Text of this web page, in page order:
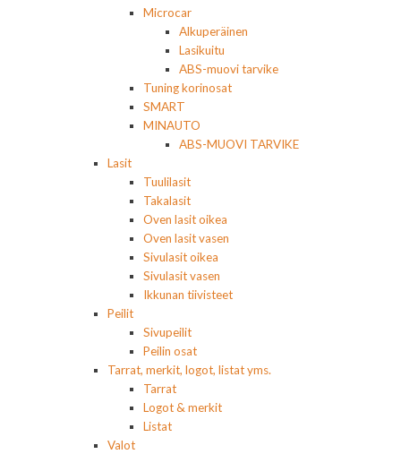
Microcar
Alkuperäinen
Lasikuitu
ABS-muovi tarvike
Tuning korinosat
SMART
MINAUTO
ABS-MUOVI TARVIKE
Lasit
Tuulilasit
Takalasit
Oven lasit oikea
Oven lasit vasen
Sivulasit oikea
Sivulasit vasen
Ikkunan tiivisteet
Peilit
Sivupeilit
Peilin osat
Tarrat, merkit, logot, listat yms.
Tarrat
Logot & merkit
Listat
Valot